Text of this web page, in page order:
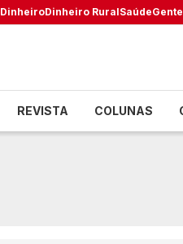
DinheiroDinheiro RuralSaúdeGente
REVISTA COLUNAS